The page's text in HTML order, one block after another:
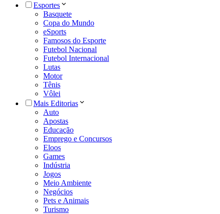
Esportes
Basquete
Copa do Mundo
eSports
Famosos do Esporte
Futebol Nacional
Futebol Internacional
Lutas
Motor
Tênis
Vôlei
Mais Editorias
Auto
Apostas
Educação
Emprego e Concursos
Eloos
Games
Indústria
Jogos
Meio Ambiente
Negócios
Pets e Animais
Turismo